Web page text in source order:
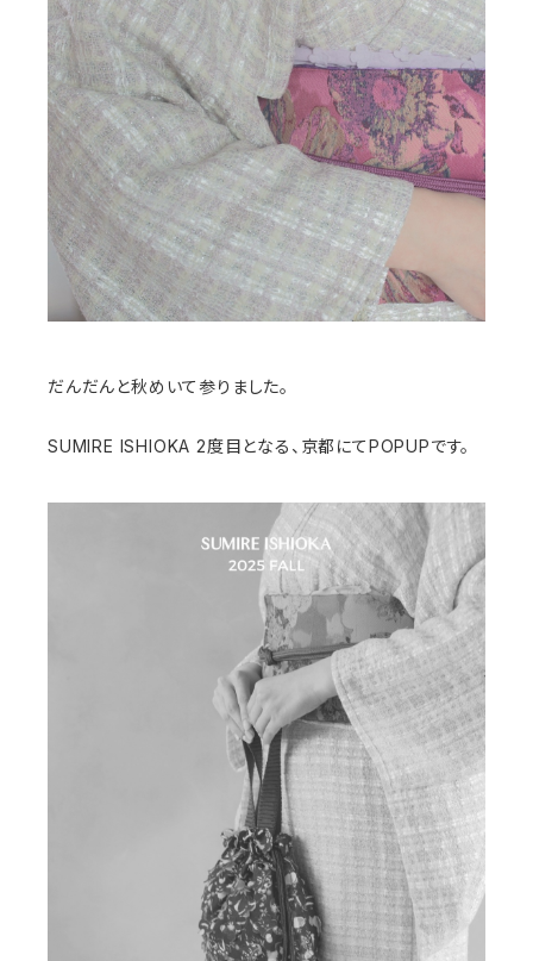
だんだんと秋めいて参りました。
SUMIRE ISHIOKA 2度目となる、京都にてPOPUPです。